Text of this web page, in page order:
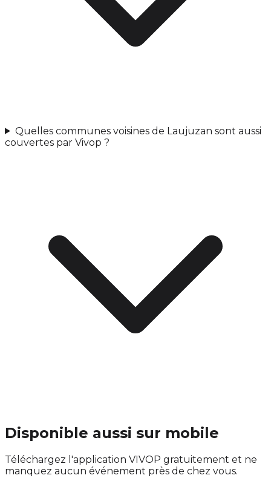
Quelles communes voisines de Laujuzan sont aussi
couvertes par Vivop ?
Disponible aussi sur mobile
Téléchargez l'application VIVOP gratuitement et ne
manquez aucun événement près de chez vous.